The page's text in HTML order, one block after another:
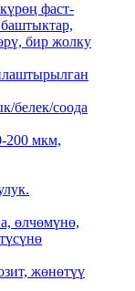
фаст-
бир жолку
белек/соода
200 мкм,
өлчөмүнө,
жөнөтүү